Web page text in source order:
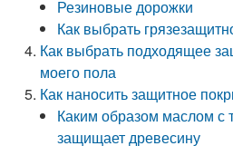
Резиновые дорожки
Как выбрать
Как выбрать подходящее
моего пола
Как наносить защитное
Каким образом маслом с
защищает древесину